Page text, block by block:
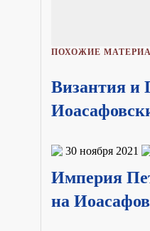
ПОХОЖИЕ
Византия и
30 ноября 2021
Империя
на